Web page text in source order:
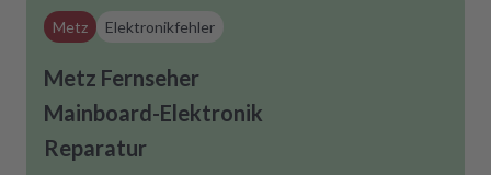
Metz Elektronikfehler
Metz Fernseher
Mainboard-Elektronik
Reparatur